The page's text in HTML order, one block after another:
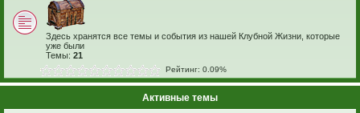
Здесь хранятся все темы и события из нашей Клубной Жизни, которые
уже были
Темы: 21
Рейтинг: 0.09%
Активные темы